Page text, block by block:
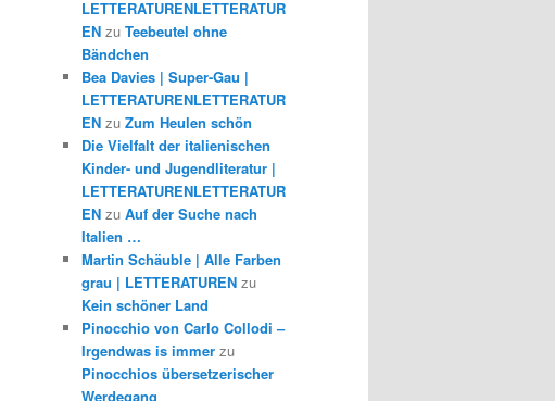
LETTERATURENLETTERATUR
EN zu Teebeutel ohne
Bändchen
Bea Davies | Super-Gau |
LETTERATURENLETTERATUR
EN zu Zum Heulen schön
Die Vielfalt der italienischen
Kinder- und Jugendliteratur |
LETTERATURENLETTERATUR
EN zu Auf der Suche nach
Italien …
Martin Schäuble | Alle Farben
grau | LETTERATUREN zu
Kein schöner Land
Pinocchio von Carlo Collodi –
Irgendwas is immer zu
Pinocchios übersetzerischer
Werdegang